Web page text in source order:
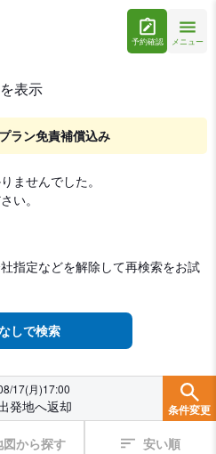
予約確認 メニュー
表示
ラン免責補償込み
ませんでした。
い。
指定などを解除して再検索をお試
しで検索
17(月)17:00
発地へ返却 条件変更
図から探す 安い順